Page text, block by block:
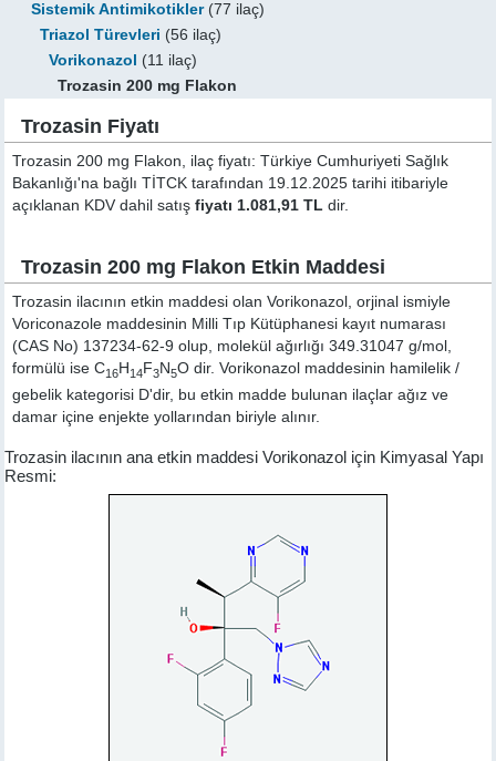
Sistemik Antimikotikler(77 ilaç)
Triazol Türevleri (56 ilaç)
Vorikonazol
(11 ilaç)
Trozasin 200 mg Flakon
Trozasin Fiyatı
Trozasin 200 mg Flakon, ilaç fiyatı: Türkiye Cumhuriyeti Sağlık
Bakanlığı'na bağlı TİTCK tarafından 19.12.2025 tarihi itibariyle
açıklanan KDV dahil satışfiyatı 1.081,91 TL dir.
Trozasin 200 mg Flakon Etkin Maddesi
Trozasin ilacının etkin maddesi olan Vorikonazol, orjinal ismiyle
Voriconazole maddesinin Milli Tıp Kütüphanesi kayıt numarası
(CAS No) 137234-62-9 olup, molekül ağırlığı 349.31047 g/mol,
formülü ise C16H 14F3N5O dir. Vorikonazol maddesinin hamilelik /
gebelik kategorisi D'dir, bu etkin madde bulunan ilaçlar ağız ve
damar içine enjekte yollarından biriyle alınır.
Trozasin ilacının ana etkin maddesi Vorikonazol için Kimyasal Yapı
Resmi: